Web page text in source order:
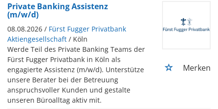
Private Banking Assistenz
(m/w/d)
08.08.2026 / Fürst Fugger Privatbank
Aktiengesellschaft / Köln
Werde Teil des Private Banking Teams der
Fürst Fugger Privatbank in Köln als
engagierte Assistenz (m/w/d). Unterstütze
unsere Berater bei der Betreuung
anspruchsvoller Kunden und gestalte
unseren Büroalltag aktiv mit.
Merken